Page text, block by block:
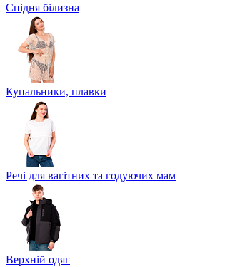
Спідня білизна
Купальники, плавки
Речі для вагітних та годуючих мам
Верхній одяг